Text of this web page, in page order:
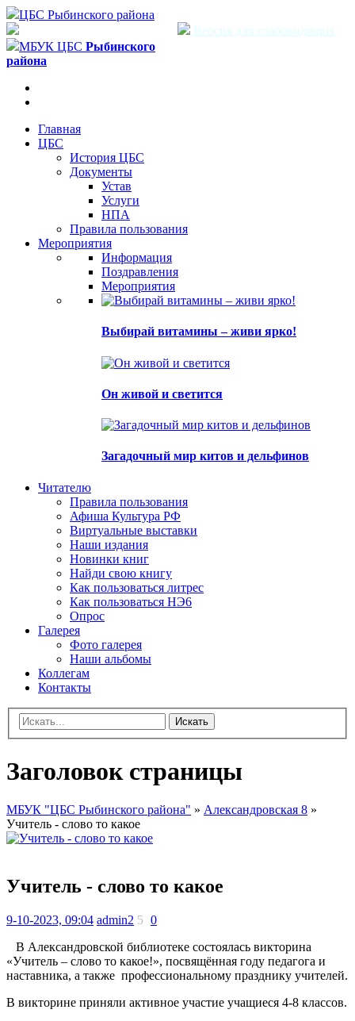
ЦБС Рыбинского района
Версия для слабовидящих
МБУК ЦБС Рыбинского
района
Главная
ЦБС
История ЦБС
Документы
Устав
Услуги
НПА
Правила пользования
Мероприятия
Информация
Поздравления
Мероприятия
Выбирай витамины – живи ярко!
Он живой и светится
Загадочный мир китов и дельфинов
Читателю
Правила пользования
Афиша Культура РФ
Виртуальные выставки
Наши издания
Новинки книг
Найди свою книгу
Как пользоваться литрес
Как пользоваться НЭ6
Опрос
Галерея
Фото галерея
Наши альбомы
Коллегам
Контакты
Искать
Заголовок страницы
МБУК "ЦБС Рыбинского района" » Александровская 8 »
Учитель - слово то какое
Учитель - слово то какое
9-10-2023, 09:04 admin2 5 0
В Александровской библиотеке состоялась викторина
«Учитель – слово то какое!», посвящённая году педагога и
наставника, а также профессиональному празднику учителей.
В викторине приняли активное участие учащиеся 4-8 классов.